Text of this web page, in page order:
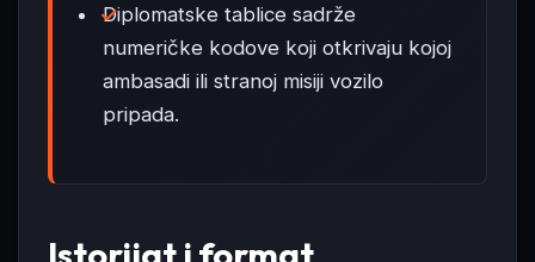
Diplomatske tablice sadrže
numeričke kodove koji otkrivaju kojoj
ambasadi ili stranoj misiji vozilo
pripada.
Istorijat i format